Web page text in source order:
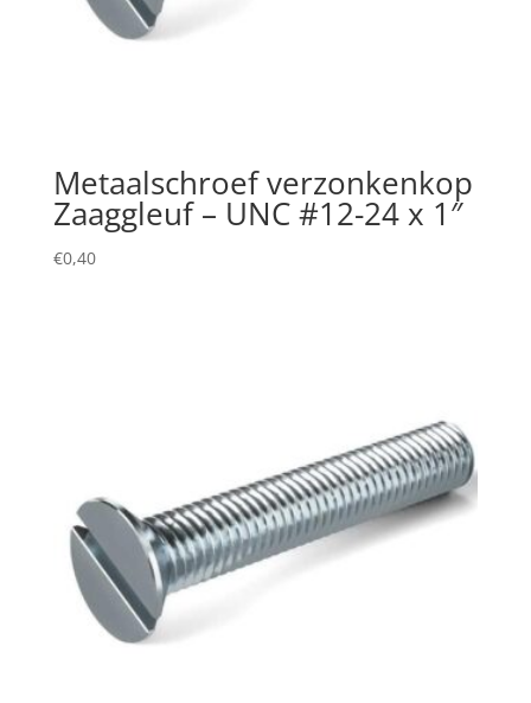
Metaalschroef verzonkenkop
Zaaggleuf – UNC #12-24 x 1″
€0,40